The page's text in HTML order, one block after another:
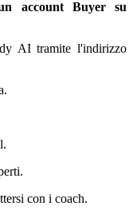
account Buyer su
AI tramite l'indirizzo
con i coach.